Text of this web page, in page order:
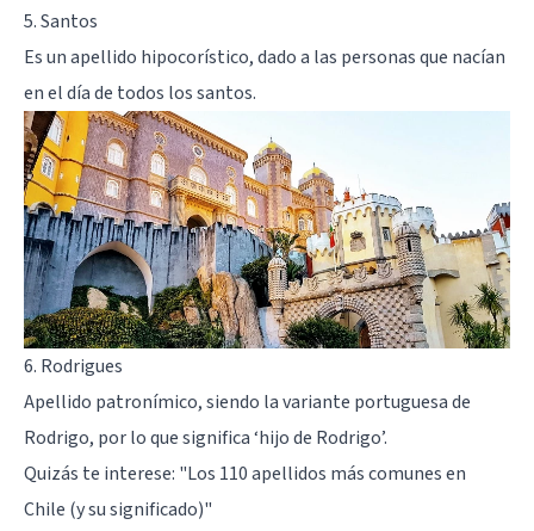
5. Santos
Es un apellido hipocorístico, dado a las personas que nacían
en el día de todos los santos.
6. Rodrigues
Apellido patronímico, siendo la variante portuguesa de
Rodrigo, por lo que significa ‘hijo de Rodrigo’.
Quizás te interese: "Los 110 apellidos más comunes en
Chile (y su significado)"